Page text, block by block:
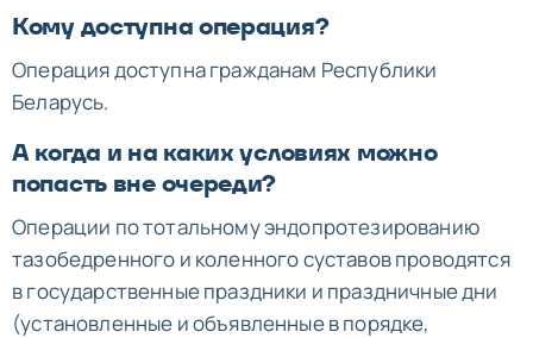
Кому доступна операция?
Операция доступна гражданам Республики
Беларусь.
А когда и на каких условиях можно
попасть вне очереди?
Операции по тотальному эндопротезированию
тазобедренного и коленного суставов проводятся
в государственные праздники и праздничные дни
(установленные и объявленные в порядке,